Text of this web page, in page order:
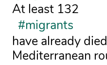
At least 132
#migrants
have already
Mediterranean